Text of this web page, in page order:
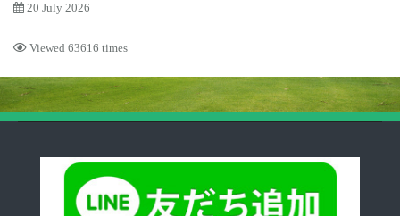
20 July 2026
Viewed 63616 times